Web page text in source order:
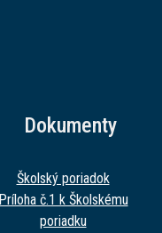
Dokumenty
Školský poriadok
Príloha č.1 k Školskému
poriadku